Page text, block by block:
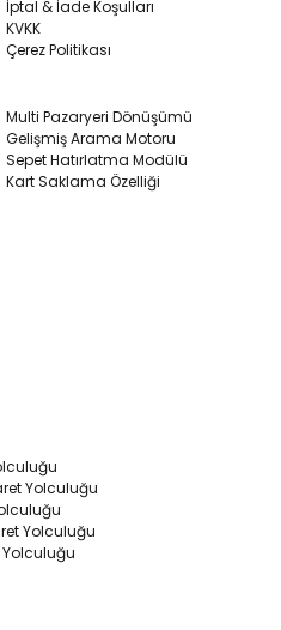
edebilirsiniz. Bu, sipariş
operasyonel süreçlerinizi daha
ödeme yöntemlerini web
ödeme yapma esnekliği
artırırken, satışlarınızı da
XML formatında
kullanabilirsiniz. Bu, üçüncü
için esneklik sağlar.
birimlerinde fiyatlandırma
edebilirsiniz. Bu, küresel
genişletmenizi sağlar.
alışveriş deneyimi sağlamak için
güvenlerini kazanmanıza
online fatura oluşturma ve
süreçlerinizi dijitalleştirerek
Ana sayfanızı özelleştirmenize
Bu, marka mesajınızı
artırmanız için önemli bir
İptal & İade Koşulları
KVKK
Çerez Politikası
Multi Pazaryeri Dönüşümü
Gelişmiş Arama Motoru
Sepet Hatırlatma Modülü
Kart Saklama Özelliği
Yolculuğu
Yolculuğu
Yolculuğu